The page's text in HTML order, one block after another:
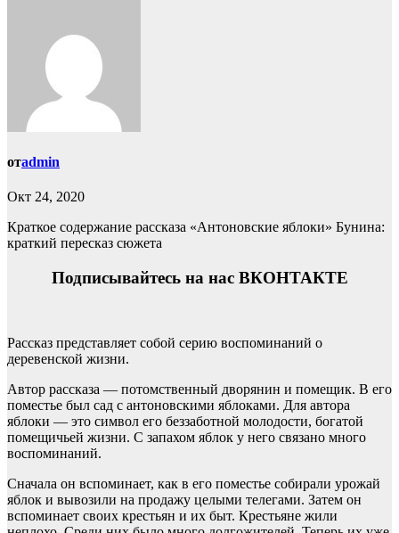
отadmin
Окт 24, 2020
Краткое содержание рассказа «Антоновские яблоки» Бунина:
краткий пересказ сюжета
Подписывайтесь на нас ВКОНТАКТЕ
Рассказ представляет собой серию воспоминаний о
деревенской жизни.
Автор рассказа — потомственный дворянин и помещик. В его
поместье был сад с антоновскими яблоками. Для автора
яблоки — это символ его беззаботной молодости, богатой
помещичьей жизни. С запахом яблок у него связано много
воспоминаний.
Сначала он вспоминает, как в его поместье собирали урожай
яблок и вывозили на продажу целыми телегами. Затем он
вспоминает своих крестьян и их быт. Крестьяне жили